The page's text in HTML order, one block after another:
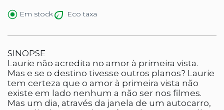
Em stock Eco taxa
SINOPSE
Laurie não acredita no amor à primeira vista.
Mas e se o destino tivesse outros planos? Laurie
tem certeza que o amor à primeira vista não
existe em lado nenhum a não ser nos filmes.
Mas um dia, através da janela de um autocarro,